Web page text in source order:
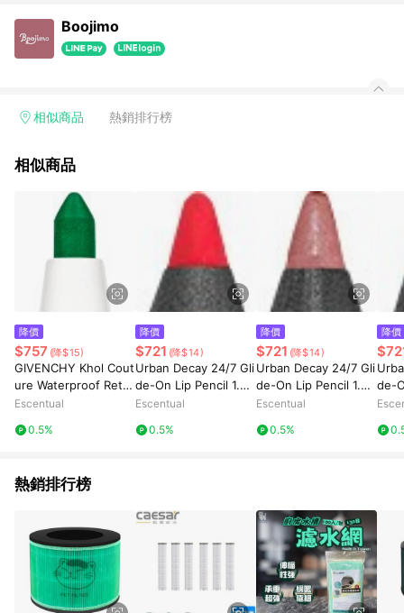
Boojimo
相似商品 熱銷排行榜
相似商品
降價
$757 (降$15)
GIVENCHY Khol Cout
ure Waterproof Retra
ctable Eyeliner 0.3g
Escentual
0.5%
降價
$721 (降$14)
Urban Decay 24/7 Gli
de-On Lip Pencil 1.2g
714
Escentual
0.5%
降價
$721 (降$14)
Urban Decay 24/7 Gli
de-On Lip Pencil 1.2g
Peyote
Escentual
0.5%
降價
de-
熱銷排行榜